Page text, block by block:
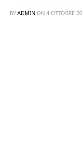
BY ADMIN ON 4 OTTOBRE